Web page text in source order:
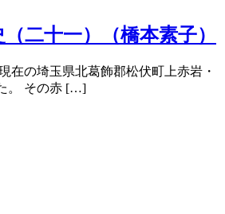
二十一）（橋本素子）
在の埼玉県北葛飾郡松伏町上赤岩・
。 その赤 […]